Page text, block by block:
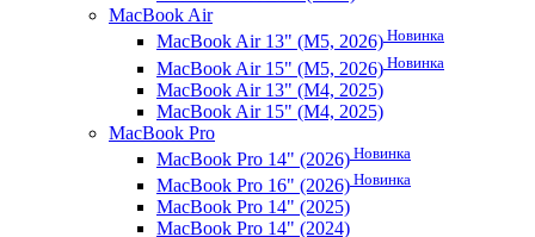
MacBook Air
MacBook Air 13" (M5, 2026) Новинка
MacBook Air 15" (M5, 2026) Новинка
MacBook Air 13" (M4, 2025)
MacBook Air 15" (M4, 2025)
MacBook Pro
MacBook Pro 14" (2026) Новинка
MacBook Pro 16" (2026) Новинка
MacBook Pro 14" (2025)
MacBook Pro 14" (2024)